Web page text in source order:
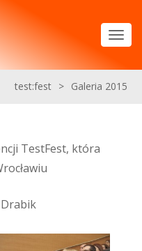
test:fest > Galeria 2015
TestFest, która